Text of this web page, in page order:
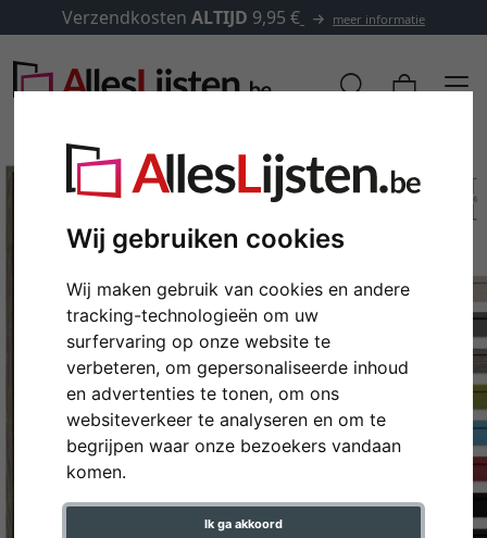
Wij gebruiken cookies
Wij maken gebruik van cookies en andere
tracking-technologieën om uw
surfervaring op onze website te
verbeteren, om gepersonaliseerde inhoud
en advertenties te tonen, om ons
websiteverkeer te analyseren en om te
begrijpen waar onze bezoekers vandaan
komen.
Ik ga akkoord
Verzendkosten ALTIJD 9,95 € meer informatie
Terug